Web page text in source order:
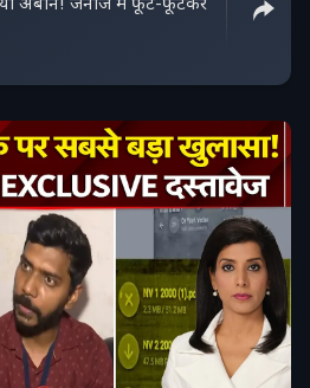
अबान! जनाजे में फूट-फूटकर